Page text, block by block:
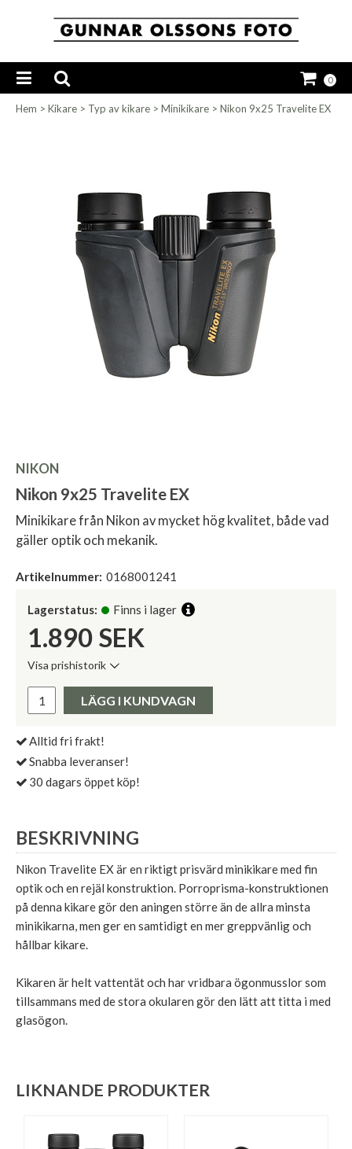
0
Hem > Kikare > Typ av kikare > Minikikare > Nikon 9x25 Travelite EX
NIKON
Nikon 9x25 Travelite EX
Minikikare från Nikon av mycket hög kvalitet, både vad
gäller optik och mekanik.
Artikelnummer: 0168001241
Lagerstatus: Finns i lager
1.890 SEK
Visa prishistorik
Pris:
LÄGG I KUNDVAGN
Alltid fri frakt!
Snabba leveranser!
30 dagars öppet köp!
BESKRIVNING
Nikon Travelite EX är en riktigt prisvärd minikikare med fin
optik och en rejäl konstruktion. Porroprisma-konstruktionen
på denna kikare gör den aningen större än de allra minsta
minikikarna, men ger en samtidigt en mer greppvänlig och
hållbar kikare.
Kikaren är helt vattentät och har vridbara ögonmusslor som
tillsammans med de stora okularen gör den lätt att titta i med
glasögon.
LIKNANDE PRODUKTER